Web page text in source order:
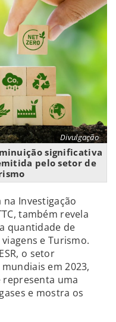
Divulgação
significativa
pelo setor de
Investigação
também revela
quantidade de
e Turismo.
o setor
em 2023,
representa uma
e mostra os